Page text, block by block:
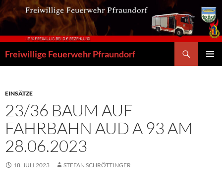
Zum
Inhalt
springen
Freiwillige Feuerwehr Pfraundorf
EINSÄTZE
23/36 BAUM AUF
FAHRBAHN AUD A 93 AM
28.06.2023
18. JULI 2023 STEFAN SCHRÖTTINGER